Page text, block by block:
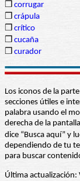
❒ corrugar
❒ crápula
❒ crítico
❒ cucaña
❒ curador
Los iconos de la
secciones útiles e
palabra usando el
derecha de la
dice “Busca aquí” y
dependiendo de tu
para buscar
Última actualización: